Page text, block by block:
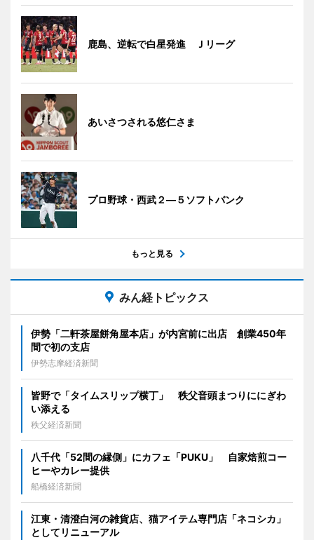
鹿島、逆転で白星発進 Ｊリーグ
あいさつされる悠仁さま
プロ野球・西武２―５ソフトバンク
もっと見る
みん経トピックス
伊勢「二軒茶屋餅角屋本店」が内宮前に出店 創業450年
間で初の支店
伊勢志摩経済新聞
皆野で「タイムスリップ横丁」 秩父音頭まつりににぎわ
い添える
秩父経済新聞
八千代「52間の縁側」にカフェ「PUKU」 自家焙煎コー
ヒーやカレー提供
船橋経済新聞
江東・清澄白河の雑貨店、猫アイテム専門店「ネコシカ」
としてリニューアル